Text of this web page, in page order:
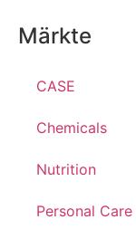
Märkte
CASE
Chemicals
Nutrition
Personal Care